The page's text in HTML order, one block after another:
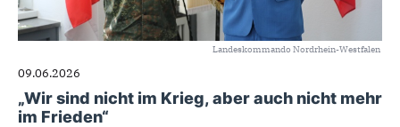
Landeskommando Nordrhein-Westfalen
09.06.2026
„Wir sind nicht im Krieg, aber auch nicht mehr
im Frieden“